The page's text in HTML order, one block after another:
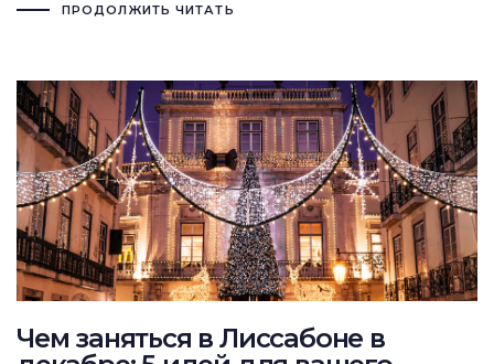
ПРОДОЛЖИТЬ ЧИТАТЬ
Чем заняться в Лиссабоне в